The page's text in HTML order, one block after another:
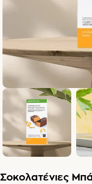
Σοκολατένιες